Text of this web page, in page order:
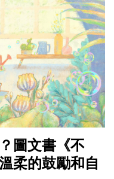
圖文書《不
柔的鼓勵和自